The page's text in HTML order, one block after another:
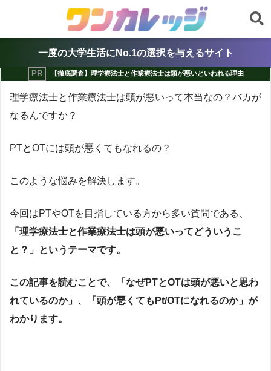
一度の大学生活にNo.1の選択を与えるサイト
【徹底調査】理学療法士と作業療法士は頭が悪いといわれる理由
理学療法士と作業療法士は頭が悪いって本当なの？バカが
なるんですか？
PTとOTには頭が悪くてもなれるの？
このような悩みを解決します。
今回はPTやOTを目指している方から多い質問である、
「理学療法士と作業療法士は頭が悪いってどういうこ
と？」というテーマです。
この記事を読むことで、「なぜPTとOTは頭が悪いと思わ
れているのか」、「頭が悪くてもPt/OTになれるのか」が
わかります。